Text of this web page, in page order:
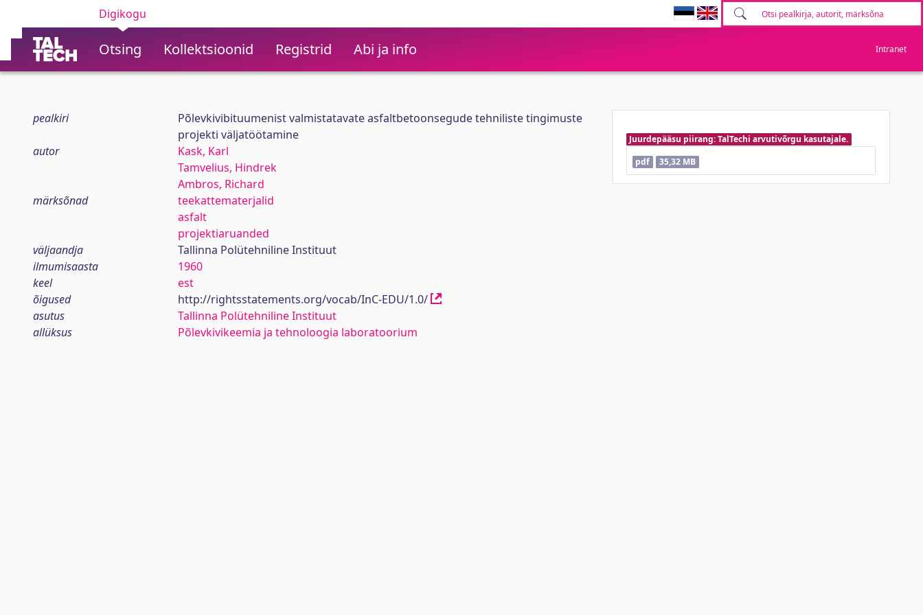
Digikogu
Otsing Kollektsioonid Registrid Abi ja info Intranet
pealkiri
Põlevkivibituumenist valmistatavate asfaltbetoonsegude tehniliste tingimuste
projekti väljatöötamine
autor
Kask, Karl
Tamvelius, Hindrek
Ambros, Richard
märksõnad
teekattematerjalid
asfalt
projektiaruanded
väljaandja
Tallinna Polütehniline Instituut
ilmumisaasta
1960
keel
est
õigused
http://rightsstatements.org/vocab/InC-EDU/1.0/
asutus
Tallinna Polütehniline Instituut
allüksus
Põlevkivikeemia ja tehnoloogia laboratoorium
Juurdepääsu piirang: TalTechi arvutivõrgu kasutajale.
pdf
35,32 MB